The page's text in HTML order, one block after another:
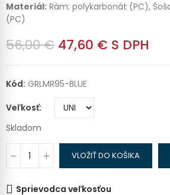
Materiál: Rám: polykarbonát (PC),
(PC)
56,00 € 47,60 € S DPH
Kód: GRLMR95-BLUE
Veľkosť
Skladom
VLOŽIŤ DO KOŠIKA
Sprievodca veľkosťou